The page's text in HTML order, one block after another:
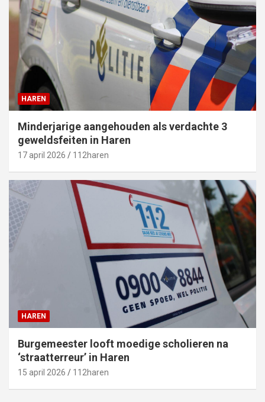
HAREN
Minderjarige aangehouden als verdachte 3
geweldsfeiten in Haren
17 april 2026 112haren
HAREN
Burgemeester looft moedige scholieren na
‘straatterreur’ in Haren
15 april 2026 112haren